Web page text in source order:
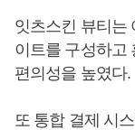
잇츠스킨 뷰티는
이트를 구성하고
편의성을 높였다.
또 통합 결제 시